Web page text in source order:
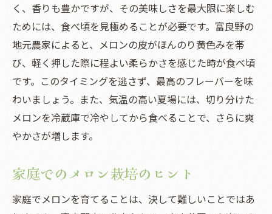
く、香りも豊かですが、その美味しさを最大限に楽しむ
ためには、食べ頃を見極めることが必要です。富良野の
地元農家によると、メロンの皮がほんのり黄色みを帯
び、軽く押した際に程よい柔らかさを感じた時が食べ頃
です。このタイミングを逃さず、最高のフレーバーを味
わいましょう。また、気温の高い夏場には、切り分けた
メロンを冷蔵庫で冷やしてから食べることで、さらに爽
やかさが増します。
家庭でのメロン栽培のヒント
家庭でメロンを育てることは、決して難しいことではあ